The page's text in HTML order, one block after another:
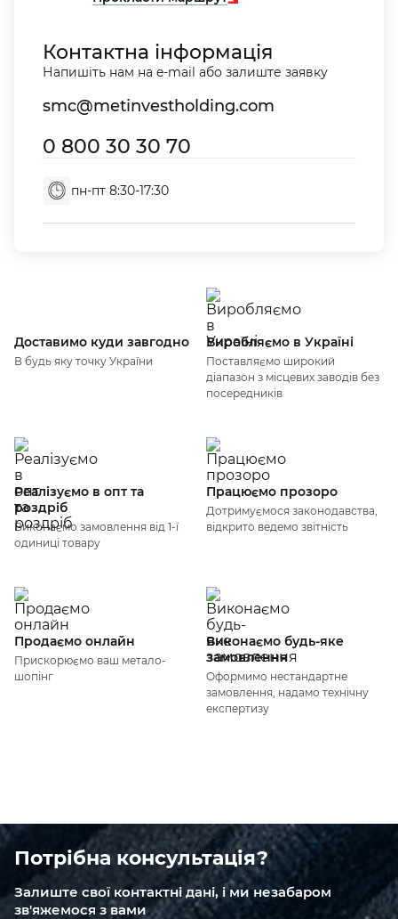
Контактна інформація
Напишіть нам на e-mail або залиште заявку
smc@metinvestholding.com
0 800 30 30 70
пн-пт 8:30-17:30
Доставимо куди завгодно
В будь яку точку України
Виробляємо в Україні
Поставляємо широкий
діапазон з місцевих заводів без
посередників
Реалізуємо в опт та
роздріб
Виконаємо замовлення від 1-ї
одиниці товару
Працюємо прозоро
Дотримуємося законодавства,
відкрито ведемо звітність
Продаємо онлайн
Прискорюємо ваш метало-
шопінг
Виконаємо будь-яке
замовлення
Оформимо нестандартне
замовлення, надамо технічну
експертизу
Потрібна консультація?
Залиште свої контактні дані, і ми незабаром
зв'яжемося з вами